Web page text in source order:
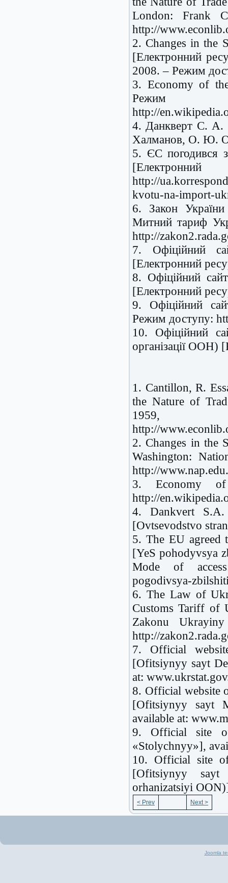
London: Frank
http://
2. Changes in the
[Електронний
2008. – Режим
3. Economy of
http://
4. Данкверт С. А.
Халманов, О. Ю.
5. ЄС погодився
http://
kvotu-na-import-
6. Закон
Митний тариф
http://
7. Офіційний
[Електронний
8. Офіційний
[Електронний
9. Офіційний
Режим доступу:
10. Офіційний
організації ООН)
1. Cantillon, R.
the Nature of
http://
2. Changes in the
Washington:
http://www.nap.edu.
3. Economy
http://
4. Dankvert
[Ovtsevodstvo
5. The EU agreed
[YeS pohodyvsya
Mode of access:
pogodivsya-
6. The Law of
Customs Tariff of
Zakonu
http://
7. Official
[Ofitsiynyy sayt
at:
8. Official website
[Ofitsiynyy sayt
available at:
9. Official site
«Stolychnyy»],
10. Official site
[Ofitsiynyy sayt
orhanizatsiyi
< Prev Next >
Joomla